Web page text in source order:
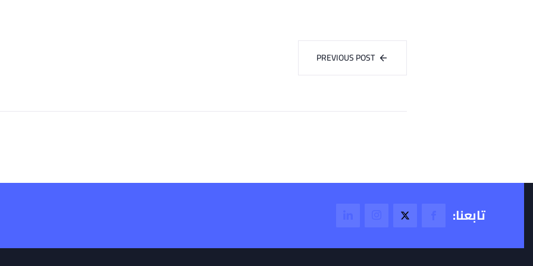
PREVIOUS POST
تابعنا: